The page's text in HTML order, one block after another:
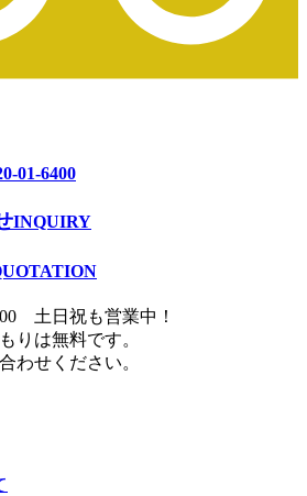
01-6400
INQUIRY
土日祝も営業中！
りは無料です。
わせください。